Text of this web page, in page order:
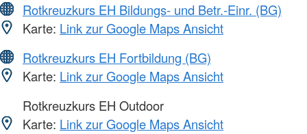
Rotkreuzkurs EH Bildungs- und Betr.-Einr. (BG)
Karte: Link zur Google Maps Ansicht
Rotkreuzkurs EH Fortbildung (BG)
Karte: Link zur Google Maps Ansicht
Rotkreuzkurs EH Outdoor
Karte: Link zur Google Maps Ansicht